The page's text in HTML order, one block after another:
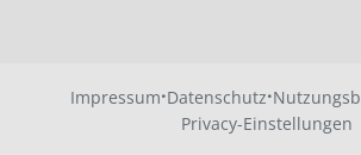
Impressum·Datenschutz·
Privacy-Einstellungen